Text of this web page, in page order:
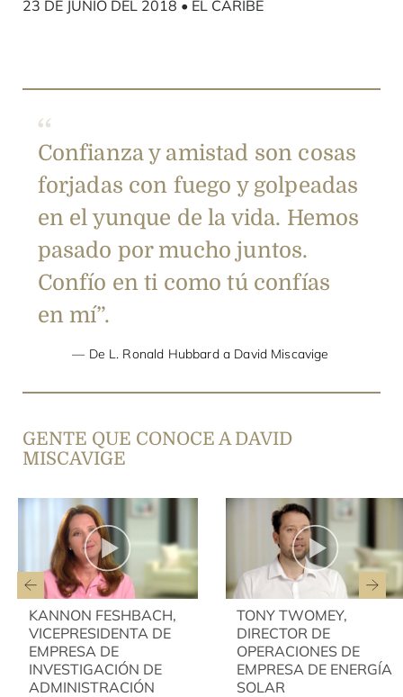
23 DE JUNIO DEL 2018 • EL CARIBE
Confianza y amistad son cosas
forjadas con fuego y golpeadas
en el yunque de la vida. Hemos
pasado por mucho juntos.
Confío en ti como tú confías
en mí”.
De L. Ronald Hubbard a David Miscavige
GENTE QUE CONOCE A DAVID
MISCAVIGE
KANNON FESHBACH,
VICEPRESIDENTA DE
EMPRESA DE
INVESTIGACIÓN DE
ADMINISTRACIÓN
TONY TWOMEY,
DIRECTOR DE
OPERACIONES DE
EMPRESA DE ENERGÍA
SOLAR